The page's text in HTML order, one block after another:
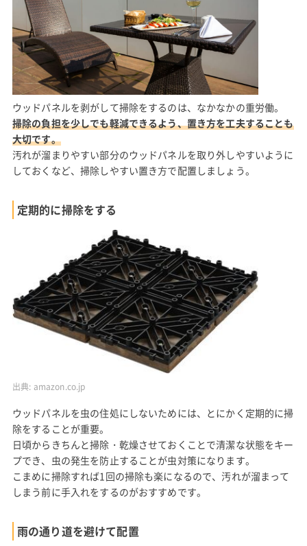
ウッドパネルを剥がして掃除をするのは、なかなかの重労働。
掃除の負担を少しでも軽減できるよう、置き方を工夫することも
大切です。
汚れが溜まりやすい部分のウッドパネルを取り外しやすいように
しておくなど、掃除しやすい置き方で配置しましょう。
定期的に掃除をする
出典: amazon.co.jp
ウッドパネルを虫の住処にしないためには、とにかく定期的に掃
除をすることが重要。
日頃からきちんと掃除・乾燥させておくことで清潔な状態をキー
プでき、虫の発生を防止することが虫対策になります。
こまめに掃除すれば1回の掃除も楽になるので、汚れが溜まって
しまう前に手入れをするのがおすすめです。
雨の通り道を避けて配置